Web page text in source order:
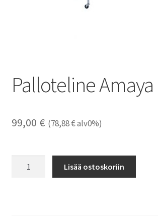
Palloteline Amaya
99,00 € (78,88€alv0%)
Lisää ostoskoriin